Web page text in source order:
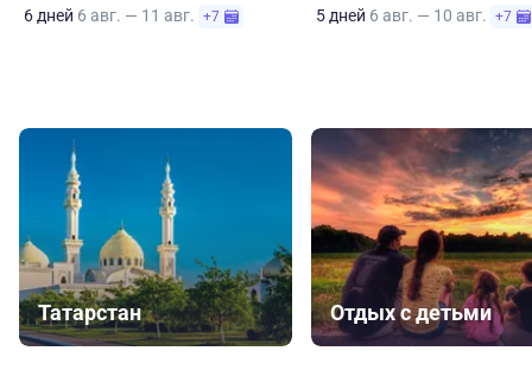
6 дней 6 авг. — 11 авг. +7 5 дней 6 авг. — 10 авг. +7
Татарстан Отдых с детьми